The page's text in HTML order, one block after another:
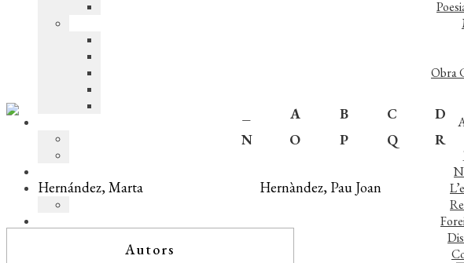
Obra
A B C D
N
O P Q R
Hernández, Marta Hernàndez, Pau Joan
Autors